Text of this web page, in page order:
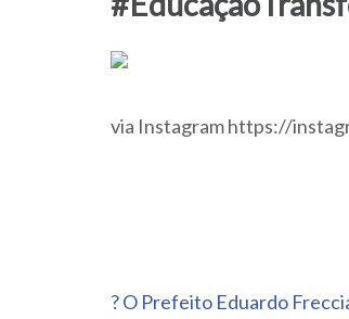
via Instagram https://
Navegação
? O Prefeito Eduardo